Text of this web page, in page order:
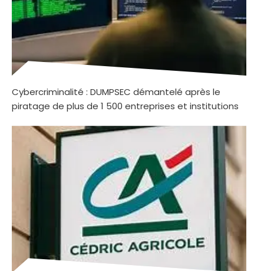
Cybercriminalité : DUMPSEC démantelé après le
piratage de plus de 1 500 entreprises et institutions